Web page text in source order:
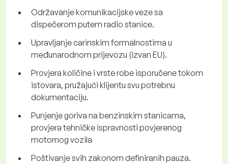
Održavanje komunikacijske veze sa
dispečerom putem radio stanice.
Upravljanje carinskim formalnostima u
međunarodnom prijevozu (izvan EU).
Provjera količine i vrste robe isporučene tokom
istovara, pružajući klijentu svu potrebnu
dokumentaciju.
Punjenje goriva na benzinskim stanicama,
provjera tehničke ispravnosti povjerenog
motornog vozila
Poštivanje svih zakonom definiranih pauza.